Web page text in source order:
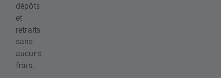
dépôts
et
retraits
sans
aucuns
frais.